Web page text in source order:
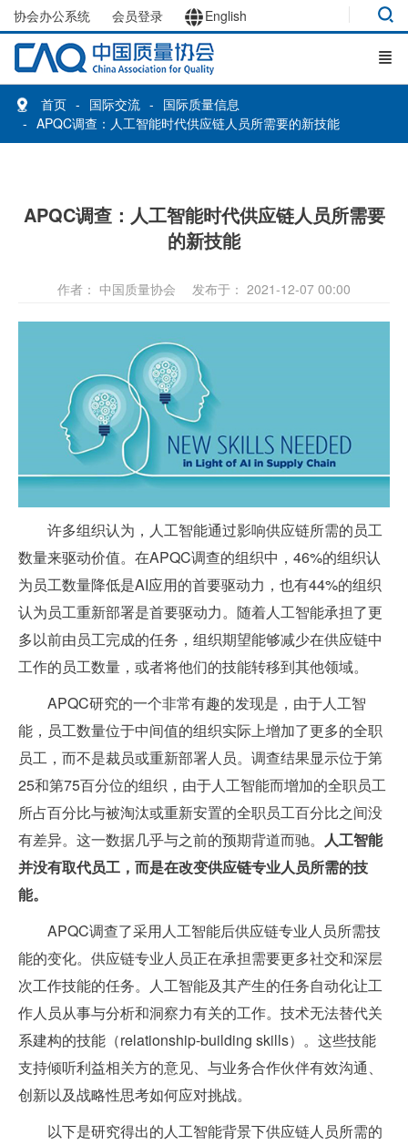
协会办公系统 会员登录 English
首页 国际交流
国际质量信息
APQC调查：人工智能时代供应链人员所需要的新技能
APQC调查：人工智能时代供应链人员所需要
的新技能
作者： 中国质量协会 发布于： 2021-12-07 00:00
许多组织认为，人工智能通过影响供应链所需的员工
数量来驱动价值。在APQC调查的组织中，46%的组织认
为员工数量降低是AI应用的首要驱动力，也有44%的组织
认为员工重新部署是首要驱动力。随着人工智能承担了更
多以前由员工完成的任务，组织期望能够减少在供应链中
工作的员工数量，或者将他们的技能转移到其他领域。
APQC研究的一个非常有趣的发现是，由于人工智
能，员工数量位于中间值的组织实际上增加了更多的全职
员工，而不是裁员或重新部署人员。调查结果显示位于第
25和第75百分位的组织，由于人工智能而增加的全职员工
所占百分比与被淘汰或重新安置的全职员工百分比之间没
有差异。这一数据几乎与之前的预期背道而驰。 人工智能
并没有取代员工，而是在改变供应链专业人员所需的技
能。
APQC调查了采用人工智能后供应链专业人员所需技
能的变化。供应链专业人员正在承担需要更多社交和深层
次工作技能的任务。人工智能及其产生的任务自动化让工
作人员从事与分析和洞察力有关的工作。技术无法替代关
系建构的技能（relationship-building skills）。这些技能
支持倾听利益相关方的意见、与业务合作伙伴有效沟通、
创新以及战略性思考如何应对挑战。
以下是研究得出的人工智能背景下供应链人员所需的